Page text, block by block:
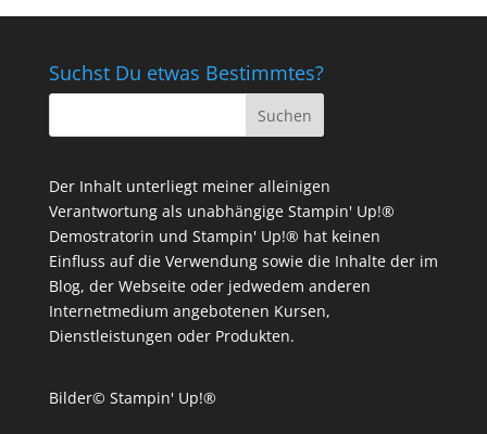
Suchst Du etwas Bestimmtes?
Der Inhalt unterliegt meiner alleinigen
Verantwortung als unabhängige Stampin' Up!®
Demostratorin und Stampin' Up!® hat keinen
Einfluss auf die Verwendung sowie die Inhalte der im
Blog, der Webseite oder jedwedem anderen
Internetmedium angebotenen Kursen,
Dienstleistungen oder Produkten.
Bilder© Stampin' Up!®